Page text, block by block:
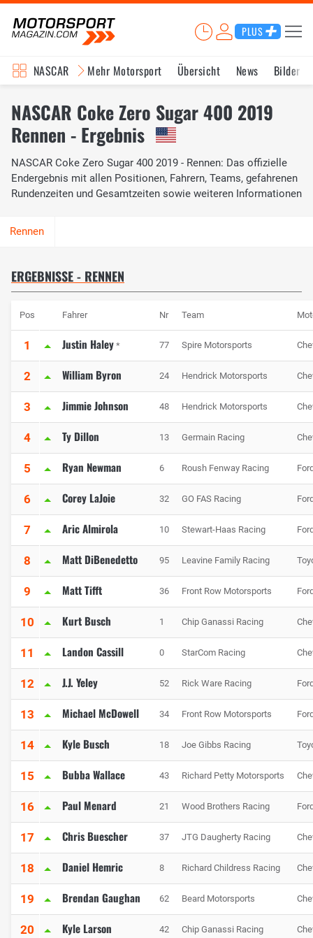
PLUS
NASCAR Mehr Motorsport Übersicht News Bilder
NASCAR Coke Zero Sugar 400 2019
Rennen - Ergebnis
NASCAR Coke Zero Sugar 400 2019 - Rennen: Das offizielle
Endergebnis mit allen Positionen, Fahrern, Teams, gefahrenen
Rundenzeiten und Gesamtzeiten sowie weiteren Informationen
ERGEBNISSE - RENNEN
Pos Fahrer Nr Team
1 Justin Haley * 77 Spire Motorsports
2 William Byron 24 Hendrick Motorsports
3 Jimmie Johnson 48 Hendrick Motorsports
4 Ty Dillon 13 Germain Racing
5 Ryan Newman 6 Roush Fenway Racing
6 Corey LaJoie 32 GO FAS Racing
7 Aric Almirola 10 Stewart-Haas Racing
8 Matt DiBenedetto 95 Leavine Family Racing
9 Matt Tifft 36 Front Row Motorsports
10 Kurt Busch 1 Chip Ganassi Racing
11 Landon Cassill 0 StarCom Racing
12 J.J. Yeley 52 Rick Ware Racing
13 Michael McDowell 34 Front Row Motorsports
14 Kyle Busch 18 Joe Gibbs Racing
15 Bubba Wallace 43 Richard Petty Motorsports
16 Paul Menard 21 Wood Brothers Racing
17 Chris Buescher 37 JTG Daugherty Racing
18 Daniel Hemric 8 Richard Childress Racing
19 Brendan Gaughan 62 Beard Motorsports
20 Kyle Larson 42 Chip Ganassi Racing